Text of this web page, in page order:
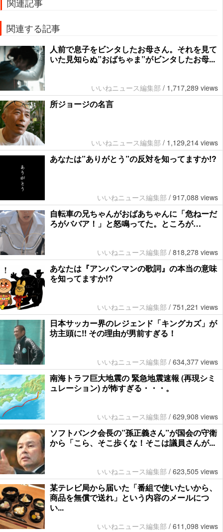
関連する記事
人前で息子をビンタしたお母さん。それを見て
いた見知らぬ”おばちゃま”がビンタしたお母...
いいねニュース編集部 / 1,717,289 views
所ジョージの名言
いいねニュース編集部 / 1,129,214 views
あなたは”ありがとう”の反対を知ってますか!?
いいねニュース編集部 / 917,088 views
自転車の兄ちゃんがおばあちゃんに「危ねーだ
ろがババア！」と怒鳴ってた。ところが…
いいねニュース編集部 / 818,278 views
あなたは『アンパンマンの歌詞』の本当の意味
を知ってますか!?
いいねニュース編集部 / 751,221 views
日本サッカー界のレジェンド「キングカズ」が
坊主頭に!! その理由が男前すぎる！
いいねニュース編集部 / 634,377 views
南海トラフ巨大地震の 緊急地震速報 (再現シミ
ュレーション) が怖すぎる・・・。
いいねニュース編集部 / 629,908 views
ソフトバンク会長の”孫正義さん”が国会の守衛
から「こら、そこ歩くな！そこは議員さんが...
いいねニュース編集部 / 623,505 views
某テレビ局から届いた「番組で使いたいから、
商品を無償で送れ」という内容のメールにつ
い...
いいねニュース編集部 / 611,098 views